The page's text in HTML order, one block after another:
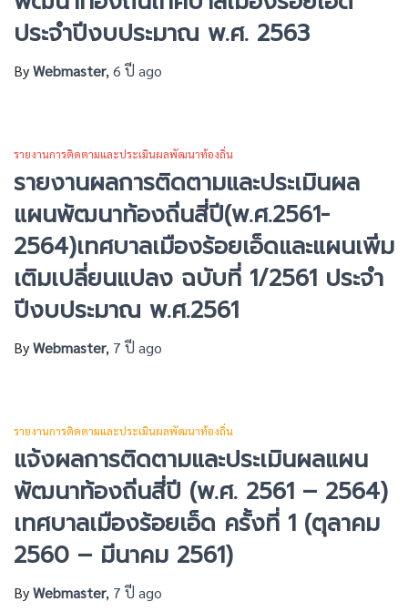
ประจำปีงบประมาณ พ.ศ. 2563
ByWebmaster, 6 ปี ago
รายงานการติดตามและประเมินผลพัฒนาท้องถิ่น
รายงานผลการติดตามและประเมินผล
แผนพัฒนาท้องถิ่นสี่ปี(พ.ศ.2561-
2564)เทศบาลเมืองร้อยเอ็ดและแผนเพิ่ม
เติมเปลี่ยนแปลง ฉบับที่ 1/2561 ประจำ
ปีงบประมาณ พ.ศ.2561
ByWebmaster, 7 ปี ago
รายงานการติดตามและประเมินผลพัฒนาท้องถิ่น
แจ้งผลการติดตามและประเมินผลแผน
พัฒนาท้องถิ่นสี่ปี (พ.ศ. 2561 – 2564)
เทศบาลเมืองร้อยเอ็ด ครั้งที่ 1 (ตุลาคม
2560 – มีนาคม 2561)
ByWebmaster, 7 ปี ago